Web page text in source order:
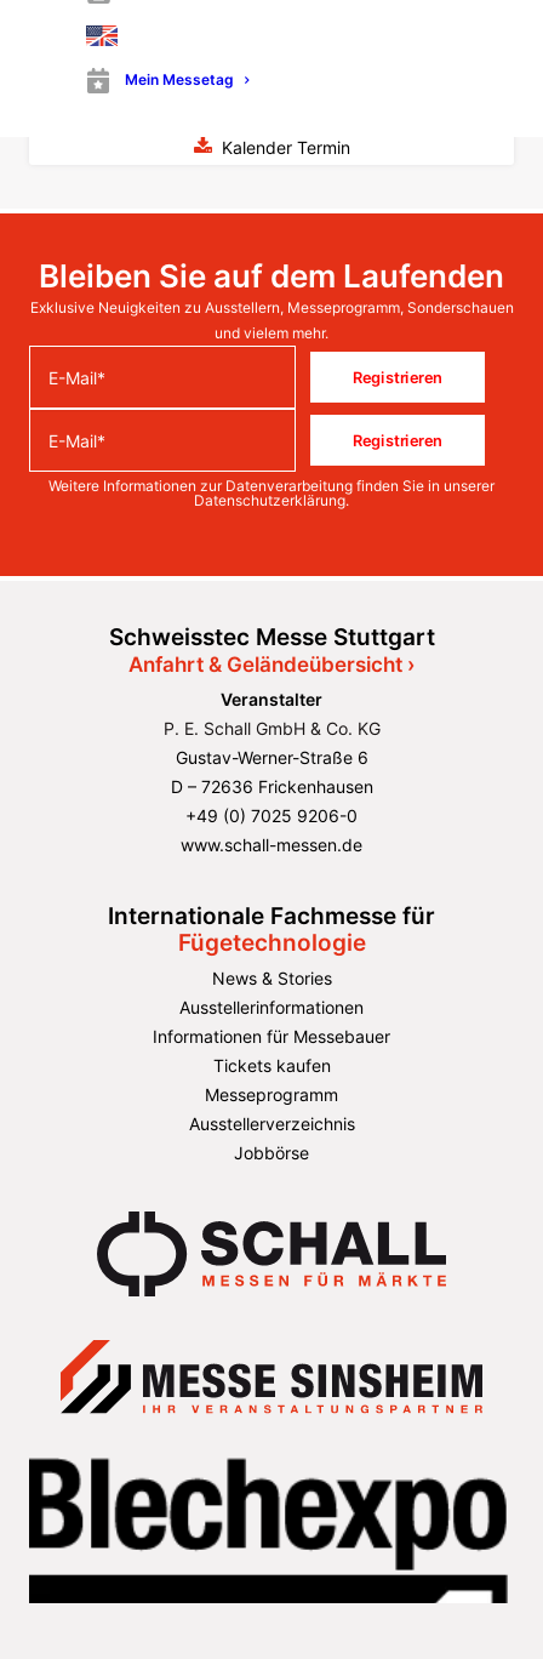
Mein Messetag
Besuchen Sie Mader GmbH & Co. KG auf der
Kalender Termin
Bleiben Sie auf dem Laufenden
Exklusive Neuigkeiten zu Ausstellern, Messeprogramm, Sonderschauen
und vielem mehr.
Registrieren
Registrieren
Weitere Informationen zur Datenverarbeitung finden Sie in unserer
Datenschutzerklärung.
Schweisstec Messe Stuttgart
Anfahrt & Geländeübersicht ›
Veranstalter
P. E. Schall GmbH & Co. KG
Gustav-Werner-Straße 6
D – 72636 Frickenhausen
+49 (0) 7025 9206-0
www.schall-messen.de
Internationale Fachmesse für
Fügetechnologie
News & Stories
Ausstellerinformationen
Informationen für Messebauer
Tickets kaufen
Messeprogramm
Ausstellerverzeichnis
Jobbörse